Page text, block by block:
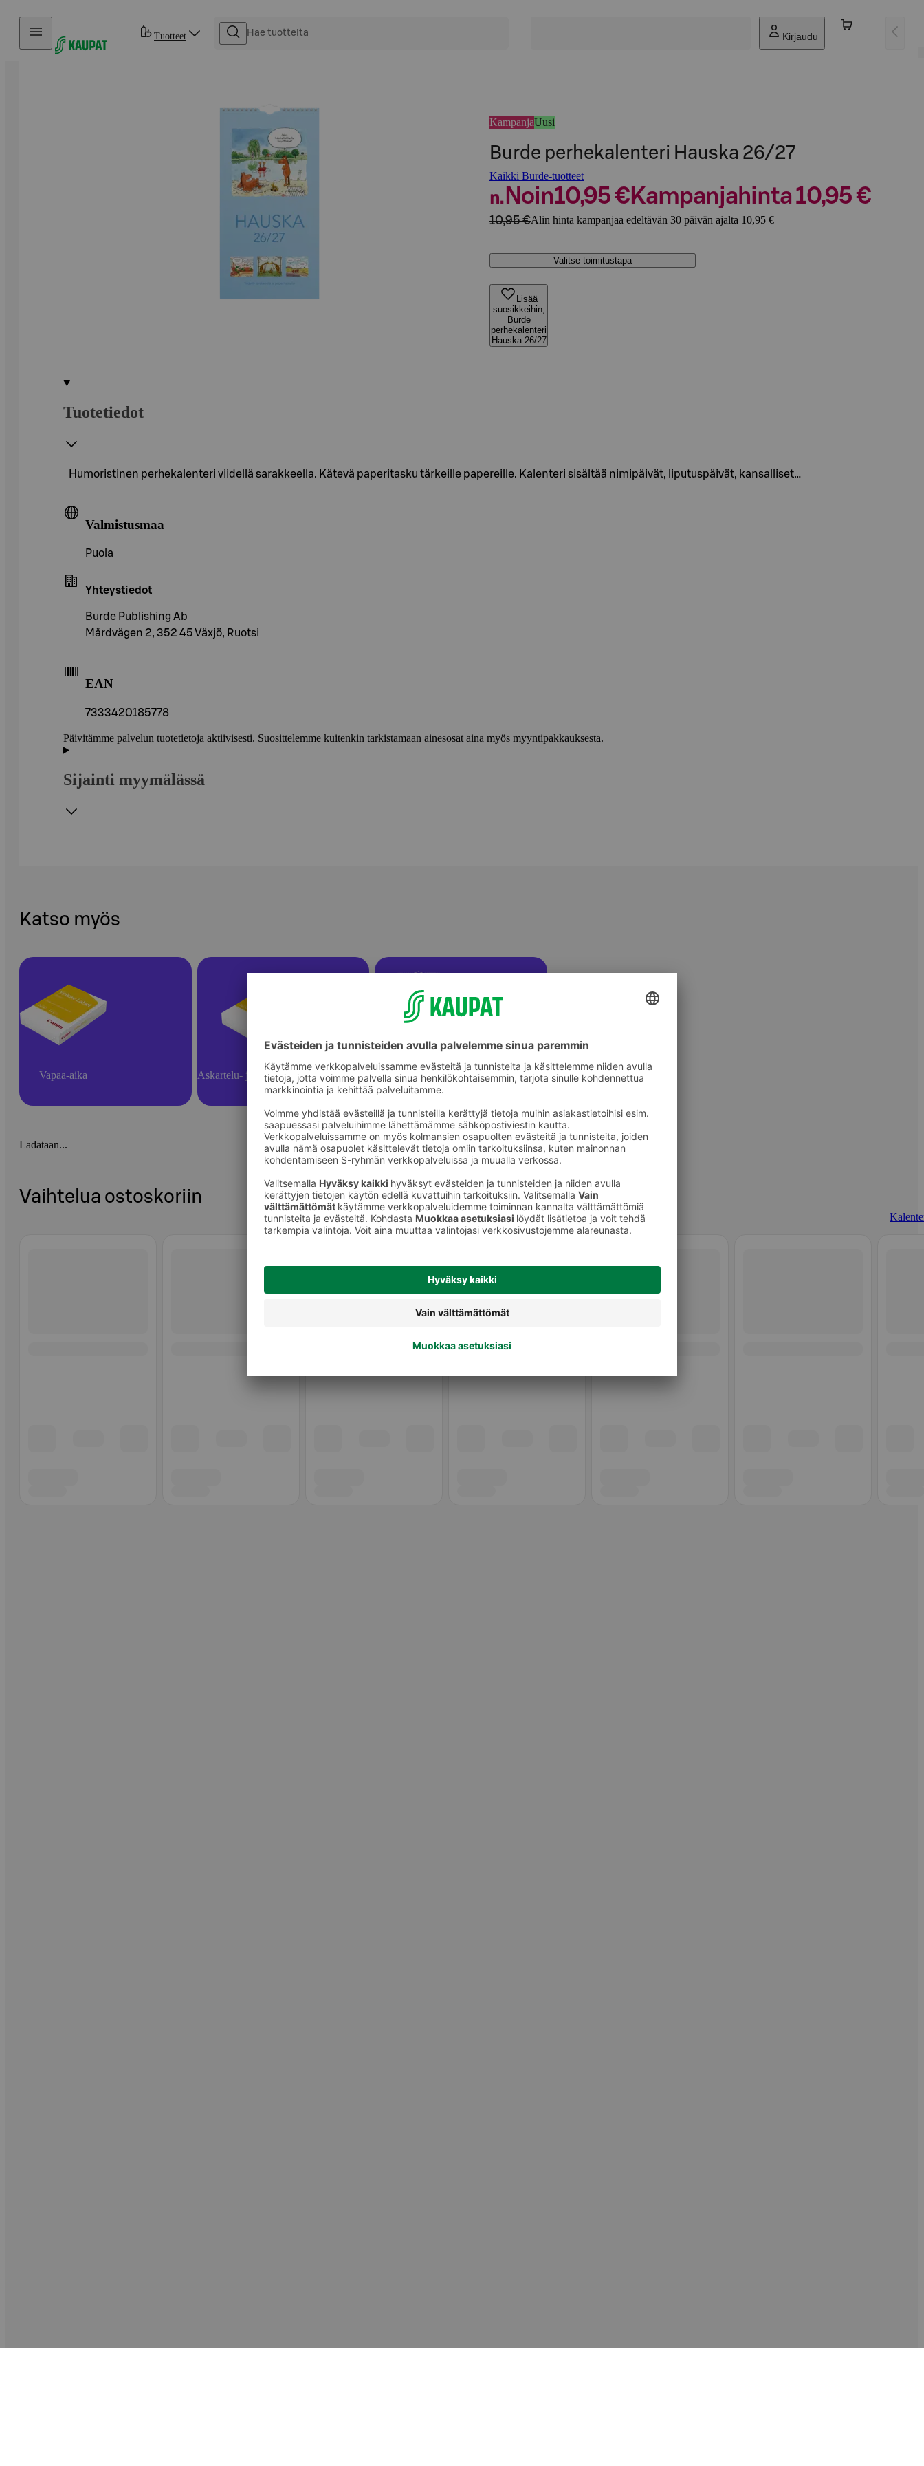
Hyppää sisältöön
Tuotteet Kirjaudu
KampanjaUusi
Burde perhekalenteri Hauska 26/27
Kaikki Burde-tuotteet
n. Noin10,95 €Kampanjahinta 10,95 €
10,95 €Alin hinta kampanjaa edeltävän 30 päivän ajalta 10,95 €
Valitse toimitustapa
Lisää
suosikkeihin,
Burde
perhekalenteri
Hauska 26/27
Tuotetiedot
Humoristinen perhekalenteri viidellä sarakkeella. Kätevä paperitasku tärkeille papereille. Kalenteri sisältää nimipäivät, liputuspäivät, kansalliset…
Valmistusmaa
Puola
Yhteystiedot
Burde Publishing Ab
Mårdvägen 2, 352 45 Växjö, Ruotsi
EAN
7333420185778
Päivitämme palvelun tuotetietoja aktiivisesti. Suosittelemme kuitenkin tarkistamaan ainesosat aina myös myyntipakkauksesta.
Sijainti myymälässä
Katso myös
Vapaa-aika Askartelu- ja toimistotarvikkeet Kalenterit
Ladataan...
Vaihtelua ostoskoriin